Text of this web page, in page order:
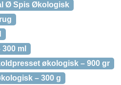
Ø Spis Økologisk
ml
økologisk – 900 gr
– 300 g